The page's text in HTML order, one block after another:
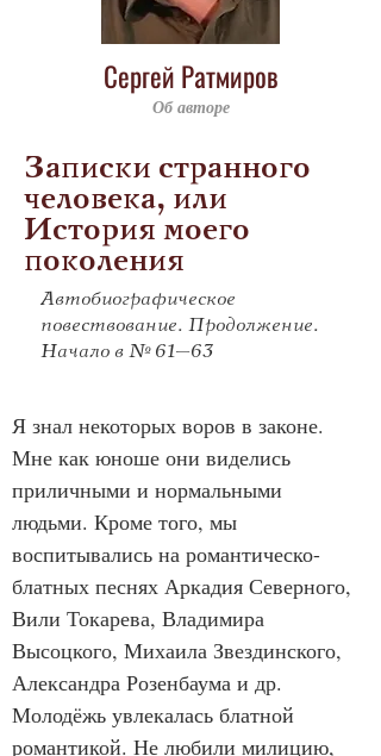
Сергей Ратмиров
Об авторе
Записки странного
человека, или
История моего
поколения
Автобиографическое
повествование. Продолжение.
Начало в № 61–63
Я знал некоторых воров в законе.
Мне как юноше они виделись
приличными и нормальными
людьми. Кроме того, мы
воспитывались на романтическо-
блатных песнях Аркадия Северного,
Вили Токарева, Владимира
Высоцкого, Михаила Звездинского,
Александра Розенбаума и др.
Молодёжь увлекалась блатной
романтикой. Не любили милицию,